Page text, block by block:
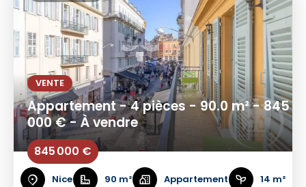
VENTE
Appartement - 4 pièces - 90.0 m² - 845
000 € - À vendre
845 000 €
Nice 90 m² Appartement 14 m²